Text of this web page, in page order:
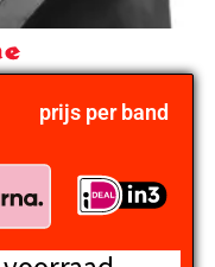
prijs per band